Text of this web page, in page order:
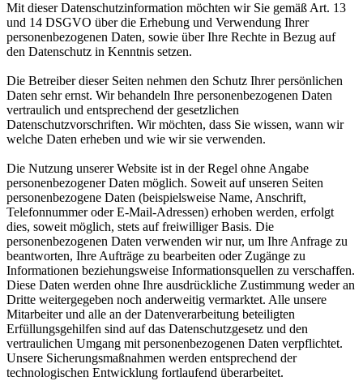
Mit dieser Datenschutzinformation möchten wir Sie gemäß Art. 13
und 14 DSGVO über die Erhebung und Verwendung Ihrer
personenbezogenen Daten, sowie über Ihre Rechte in Bezug auf
den Datenschutz in Kenntnis setzen.
Die Betreiber dieser Seiten nehmen den Schutz Ihrer persönlichen
Daten sehr ernst. Wir behandeln Ihre personenbezogenen Daten
vertraulich und entsprechend der gesetzlichen
Datenschutzvorschriften. Wir möchten, dass Sie wissen, wann wir
welche Daten erheben und wie wir sie verwenden.
Die Nutzung unserer Website ist in der Regel ohne Angabe
personenbezogener Daten möglich. Soweit auf unseren Seiten
personenbezogene Daten (beispielsweise Name, Anschrift,
Telefonnummer oder E-Mail-Adressen) erhoben werden, erfolgt
dies, soweit möglich, stets auf freiwilliger Basis. Die
personenbezogenen Daten verwenden wir nur, um Ihre Anfrage zu
beantworten, Ihre Aufträge zu bearbeiten oder Zugänge zu
Informationen beziehungsweise Informationsquellen zu verschaffen.
Diese Daten werden ohne Ihre ausdrückliche Zustimmung weder an
Dritte weitergegeben noch anderweitig vermarktet. Alle unsere
Mitarbeiter und alle an der Datenverarbeitung beteiligten
Erfüllungsgehilfen sind auf das Datenschutzgesetz und den
vertraulichen Umgang mit personenbezogenen Daten verpflichtet.
Unsere Sicherungsmaßnahmen werden entsprechend der
technologischen Entwicklung fortlaufend überarbeitet.